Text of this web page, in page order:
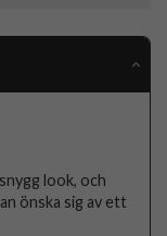
look, och
önska sig av ett